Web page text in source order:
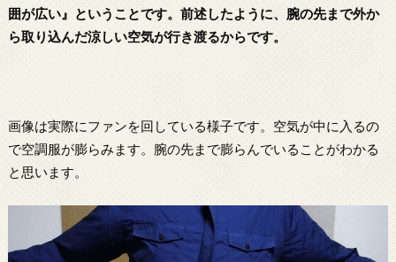
囲が広い』ということです。前述したように、腕の先まで外か
ら取り込んだ涼しい空気が行き渡るからです。
画像は実際にファンを回している様子です。空気が中に入るの
で空調服が膨らみます。腕の先まで膨らんでいることがわかる
と思います。